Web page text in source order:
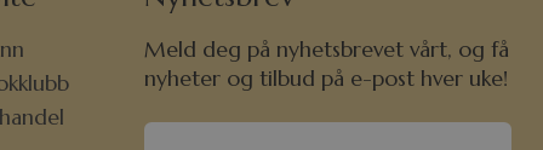
Meld deg på nyhetsbrevet vårt, og få
nyheter og tilbud på e-post hver uke!